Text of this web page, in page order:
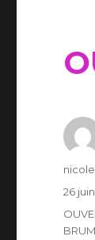
Auteur
nicole
Publié
26